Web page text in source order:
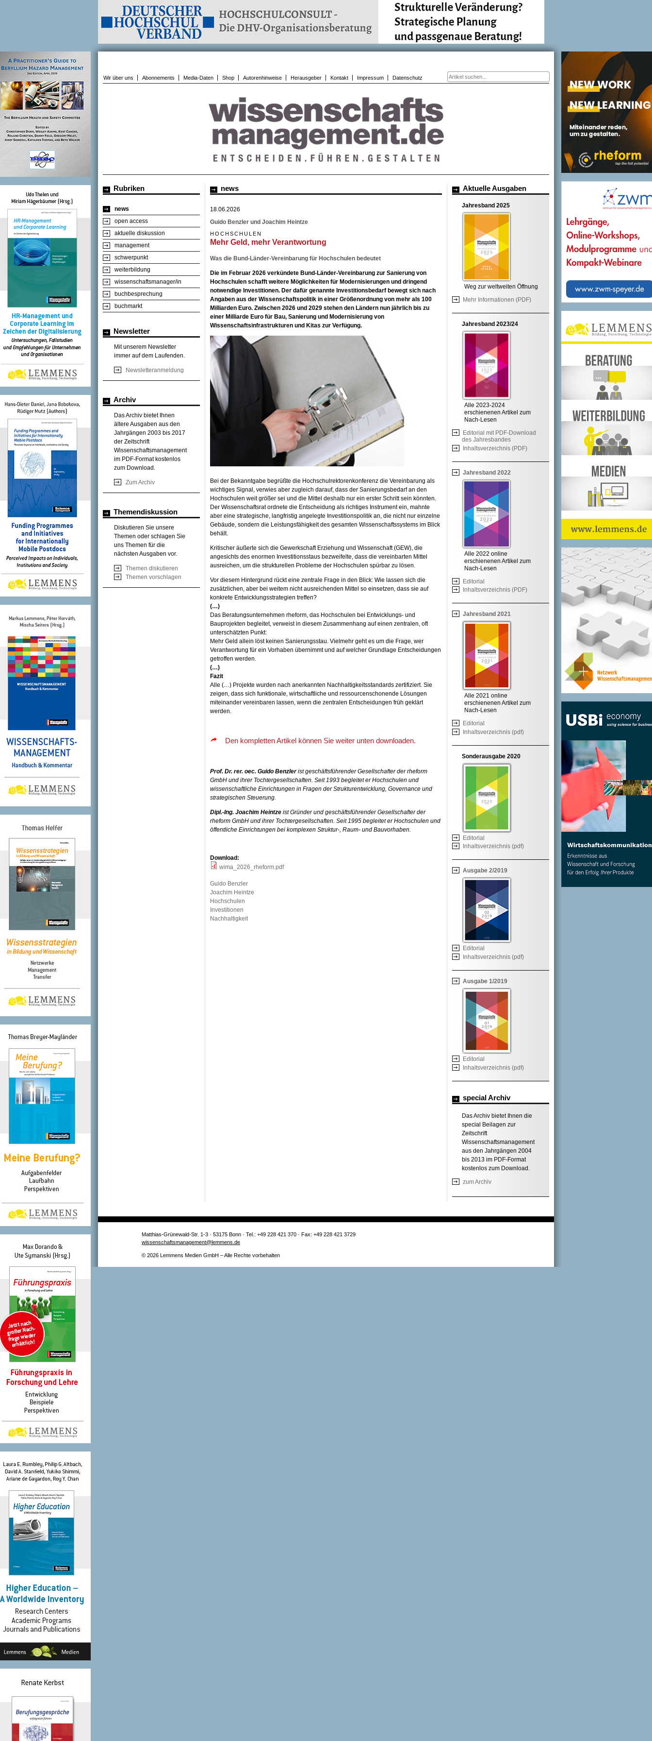
Wir über uns Abonnements Media-Daten Shop Autorenhinweise Herausgeber Kontakt Impressum Datenschutz Suchformular
Rubriken
news
open access
aktuelle diskussion
management
schwerpunkt
weiterbildung
wissenschaftsmanager/in
buchbesprechung
buchmarkt
Newsletter
Mit unserem Newsletter
immer auf dem Laufenden.
Newsletteranmeldung
Archiv
Das Archiv bietet Ihnen
ältere Ausgaben aus den
Jahrgängen 2003 bis 2017
der Zeitschrift
Wissenschaftsmanagement
im PDF-Format kostenlos
zum Download.
Zum Archiv
Themendiskussion
Diskutieren Sie unsere
Themen oder schlagen Sie
uns Themen für die
nächsten Ausgaben vor.
Themen diskutieren
Themen vorschlagen
Aktuelle Ausgaben
Jahresband 2025
Weg zur weltweiten Öffnung
Mehr Informationen (PDF)
Jahresband 2023/24
Alle 2023-2024
erschienenen Artikel zum
Nach-Lesen
Editorial mit PDF-Download
des Jahresbandes
Inhaltsverzeichnis (PDF)
Jahresband 2022
Alle 2022 online
erschienenen Artikel zum
Nach-Lesen
Editorial
Inhaltsverzeichnis (PDF)
Jahresband 2021
Alle 2021 online
erschienenen Artikel zum
Nach-Lesen
Editorial
Inhaltsverzeichnis (pdf)
Sonderausgabe 2020
Editorial
Inhaltsverzeichnis (pdf)
Ausgabe 2/2019
Editorial
Inhaltsverzeichnis (pdf)
Ausgabe 1/2019
Editorial
Inhaltsverzeichnis (pdf)
special Archiv
Das Archiv bietet Ihnen die
special Beilagen zur
Zeitschrift
Wissenschaftsmanagement
aus den Jahrgängen 2004
bis 2013 im PDF-Format
kostenlos zum Download.
zum Archiv
news
18.06.2026
Guido Benzler und Joachim Heintze
HOCHSCHULEN
Mehr Geld, mehr Verantwortung
Was die Bund-Länder-Vereinbarung für Hochschulen bedeutet
Die im Februar 2026 verkündete Bund-Länder-Vereinbarung zur Sanierung von
Hochschulen schafft weitere Möglichkeiten für Modernisierungen und dringend
notwendige Investitionen. Der dafür genannte Investitionsbedarf bewegt sich nach
Angaben aus der Wissenschaftspolitik in einer Größenordnung von mehr als 100
Milliarden Euro. Zwischen 2026 und 2029 stehen den Ländern nun jährlich bis zu
einer Milliarde Euro für Bau, Sanierung und Modernisierung von
Wissenschaftsinfrastrukturen und Kitas zur Verfügung.
Bei der Bekanntgabe begrüßte die Hochschulrektorenkonferenz die Vereinbarung als
wichtiges Signal, verwies aber zugleich darauf, dass der Sanierungsbedarf an den
Hochschulen weit größer sei und die Mittel deshalb nur ein erster Schritt sein könnten.
Der Wissenschaftsrat ordnete die Entscheidung als richtiges Instrument ein, mahnte
aber eine strategische, langfristig angelegte Investitionspolitik an, die nicht nur einzelne
Gebäude, sondern die Leistungsfähigkeit des gesamten Wissenschaftssystems im Blick
behält.
Kritischer äußerte sich die Gewerkschaft Erziehung und Wissenschaft (GEW), die
angesichts des enormen Investitionsstaus bezweifelte, dass die vereinbarten Mittel
ausreichen, um die strukturellen Probleme der Hochschulen spürbar zu lösen.
Vor diesem Hintergrund rückt eine zentrale Frage in den Blick: Wie lassen sich die
zusätzlichen, aber bei weitem nicht ausreichenden Mittel so einsetzen, dass sie auf
konkrete Entwicklungsstrategien treffen?
(…)
Das Beratungsunternehmen rheform, das Hochschulen bei Entwicklungs- und
Bauprojekten begleitet, verweist in diesem Zusammenhang auf einen zentralen, oft
unterschätzten Punkt:
Mehr Geld allein löst keinen Sanierungsstau. Vielmehr geht es um die Frage, wer
Verantwortung für ein Vorhaben übernimmt und auf welcher Grundlage Entscheidungen
getroffen werden.
(…)
Fazit
Alle (…) Projekte wurden nach anerkannten Nachhaltigkeitsstandards zertifiziert. Sie
zeigen, dass sich funktionale, wirtschaftliche und ressourcenschonende Lösungen
miteinander vereinbaren lassen, wenn die zentralen Entscheidungen früh geklärt
werden.
Den kompletten Artikel können Sie weiter unten downloaden.
Prof. Dr. rer. oec. Guido Benzlerist geschäftsführender Gesellschafter der rheform
GmbH und ihrer Tochtergesellschaften. Seit 1993 begleitet er Hochschulen und
wissenschaftliche Einrichtungen in Fragen der Strukturentwicklung, Governance und
strategischen Steuerung.
Dipl.-Ing. Joachim Heintze ist Gründer und geschäftsführender Gesellschafter der
rheform GmbH und ihrer Tochtergesellschaften. Seit 1995 begleitet er Hochschulen und
öffentliche Einrichtungen bei komplexen Struktur-, Raum- und Bauvorhaben.
Download:
wima_2026_rheform.pdf
Guido Benzler
Joachim Heintze
Hochschulen
Investitionen
Nachhaltigkeit
Matthias-Grünewald-Str. 1-3 · 53175 Bonn · Tel.: +49 228 421 370 · Fax: +49 228 421 3729
wissenschaftsmanagement@lemmens.de
© 2026 Lemmens Medien GmbH – Alle Rechte vorbehalten